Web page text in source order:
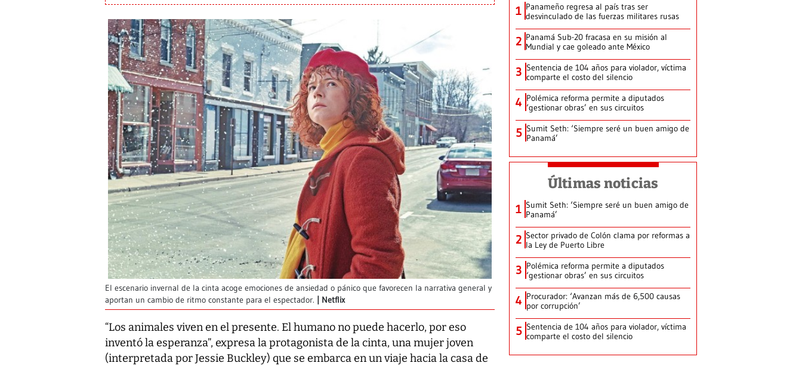
El escenario invernal de la cinta acoge emociones de ansiedad o pánico que favorecen la narrativa general y
aportan un cambio de ritmo constante para el espectador.
Netflix
“Los animales viven en el presente. El humano no puede hacerlo, por eso
inventó la esperanza”, expresa la protagonista de la cinta, una mujer joven
(interpretada por Jessie Buckley) que se embarca en un viaje hacia la casa de
1 Panameño regresa al país tras ser
desvinculado de las fuerzas militares rusas
2 Panamá Sub-20 fracasa en su misión al
Mundial y cae goleado ante México
3 Sentencia de 104 años para violador, víctima
comparte el costo del silencio
4 Polémica reforma permite a diputados
‘gestionar obras’ en sus circuitos
5 Sumit Seth: ‘Siempre seré un buen amigo de
Panamá’
Últimas noticias
1 Sumit Seth: ‘Siempre seré un buen amigo de
Panamá’
2 Sector privado de Colón clama por reformas a
la Ley de Puerto Libre
3 Polémica reforma permite a diputados
‘gestionar obras’ en sus circuitos
4 Procurador: ‘Avanzan más de 6,500 causas
por corrupción’
5 Sentencia de 104 años para violador, víctima
comparte el costo del silencio